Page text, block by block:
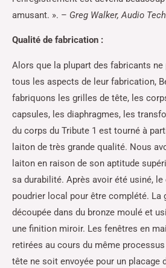
amusant. ». – Greg Walker, Audio
Qualité de fabrication :
Alors que la plupart des fabricants
tous les aspects de leur fabrication,
fabriquons les grilles de tête, les
capsules, les diaphragmes, les
du corps du Tribute 1 est tourné à
laiton de très grande qualité. Nous
laiton en raison de son aptitude
sa durabilité. Après avoir été usiné,
poudrier local pour être complété. La
découpée dans du bronze moulé et
une finition miroir. Les fenêtres en
retirées au cours du même
tête ne soit envoyée pour un placage